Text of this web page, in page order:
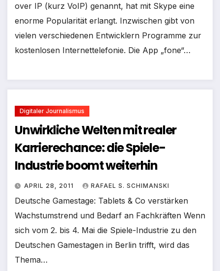
over IP (kurz VoIP) genannt, hat mit Skype eine
enorme Popularität erlangt. Inzwischen gibt von
vielen verschiedenen Entwicklern Programme zur
kostenlosen Internettelefonie. Die App „fone“…
Digitaler Journalismus
Unwirkliche Welten mit realer
Karrierechance: die Spiele-
Industrie boomt weiterhin
APRIL 28, 2011 RAFAEL S. SCHIMANSKI
Deutsche Gamestage: Tablets & Co verstärken
Wachstumstrend und Bedarf an Fachkräften Wenn
sich vom 2. bis 4. Mai die Spiele-Industrie zu den
Deutschen Gamestagen in Berlin trifft, wird das
Thema…